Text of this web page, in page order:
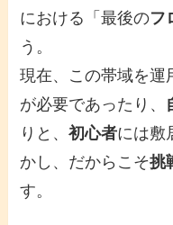
における「最後のフ
う。
現在、この帯域を運
が必要であったり、
りと、初心者には敷
かし、だからこそ挑
す。